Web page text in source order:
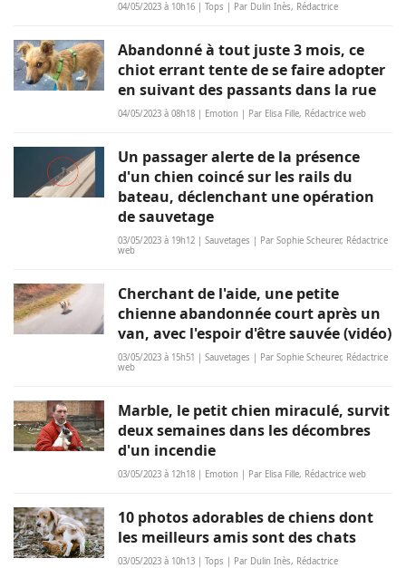
04/05/2023 à 10h16 | Tops | Par Dulin Inès, Rédactrice
Abandonné à tout juste 3 mois, ce
chiot errant tente de se faire adopter
en suivant des passants dans la rue
04/05/2023 à 08h18 | Emotion | Par Elisa Fille, Rédactrice web
Un passager alerte de la présence
d'un chien coincé sur les rails du
bateau, déclenchant une opération
de sauvetage
03/05/2023 à 19h12 | Sauvetages | Par Sophie Scheurer, Rédactrice
web
Cherchant de l'aide, une petite
chienne abandonnée court après un
van, avec l'espoir d'être sauvée (vidéo)
03/05/2023 à 15h51 | Sauvetages | Par Sophie Scheurer, Rédactrice
web
Marble, le petit chien miraculé, survit
deux semaines dans les décombres
d'un incendie
03/05/2023 à 12h18 | Emotion | Par Elisa Fille, Rédactrice web
10 photos adorables de chiens dont
les meilleurs amis sont des chats
03/05/2023 à 10h13 | Tops | Par Dulin Inès, Rédactrice